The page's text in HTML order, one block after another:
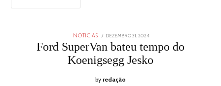
NOTICIAS
POSTED
ON
DEZEMBRO 31, 2024DEZEMBRO
2024
Ford SuperVan bateu tempo do
Koenigsegg Jesko
by redação